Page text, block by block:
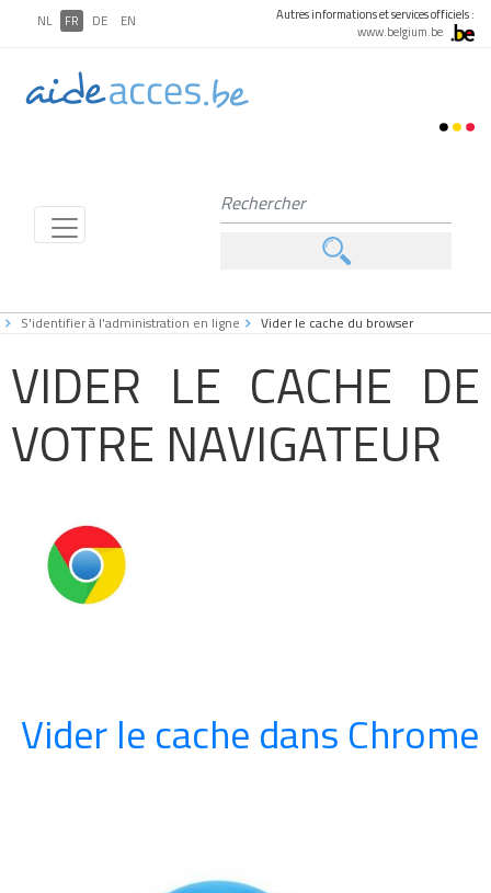
NL FR DE EN
Autres informations et services officiels :
www.belgium.be
S'identifier à l'administration en ligne Vider le cache du browser
VIDER LE CACHE DE
VOTRE NAVIGATEUR
Vider le cache dans Chrome